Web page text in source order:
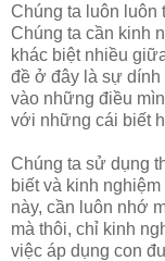
Chúng ta luôn luôn
Chúng ta cần kinh
khác biệt nhiều
đề ở đây là sự
vào những điều
với những cái biết
Chúng ta sử dụng
biết và kinh
này, cần luôn nhớ
mà thôi, chỉ kinh
việc áp dụng con